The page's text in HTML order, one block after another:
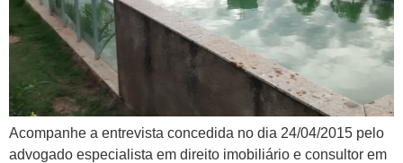
Acompanhe a entrevista concedida no dia 24/04/2015 pelo
advogado especialista em direito imobiliário e consultor em